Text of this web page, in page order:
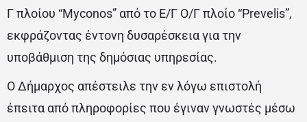
Γ πλοίου “Myconos” από το Ε/Γ Ο/Γ πλοίο “Prevelis”,
εκφράζοντας έντονη δυσαρέσκεια για την
υποβάθμιση της δημόσιας υπηρεσίας.
Ο Δήμαρχος απέστειλε την εν λόγω επιστολή
έπειτα από πληροφορίες που έγιναν γνωστές μέσω